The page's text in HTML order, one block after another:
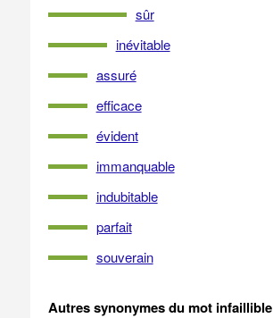
sûr
inévitable
assuré
efficace
évident
immanquable
indubitable
parfait
souverain
Autres synonymes du mot infaillible